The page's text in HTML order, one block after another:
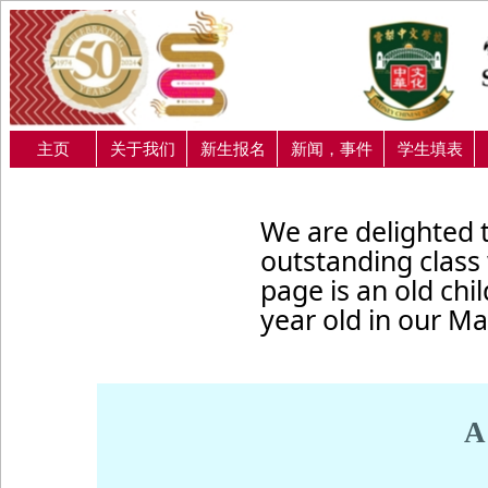
主页 关于我们 新生报名 新闻，事件 学生填表
We are delighted
outstanding
page is an old
year old in our